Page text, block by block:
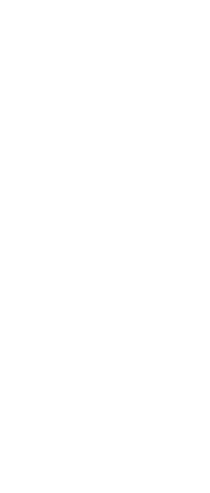
los usuarios y clientes.